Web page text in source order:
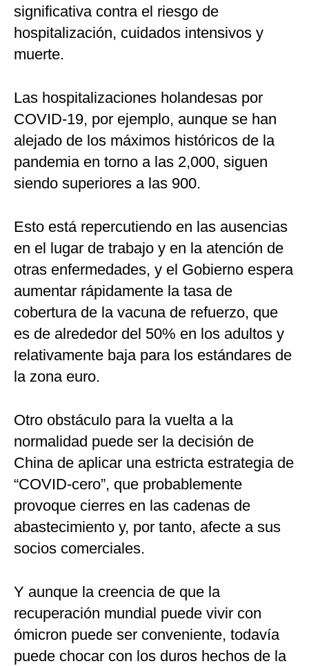
significativa contra el riesgo de
hospitalización, cuidados intensivos y
muerte.
Las hospitalizaciones holandesas por
COVID-19, por ejemplo, aunque se han
alejado de los máximos históricos de la
pandemia en torno a las 2,000, siguen
siendo superiores a las 900.
Esto está repercutiendo en las ausencias
en el lugar de trabajo y en la atención de
otras enfermedades, y el Gobierno espera
aumentar rápidamente la tasa de
cobertura de la vacuna de refuerzo, que
es de alrededor del 50% en los adultos y
relativamente baja para los estándares de
la zona euro.
Otro obstáculo para la vuelta a la
normalidad puede ser la decisión de
China de aplicar una estricta estrategia de
“COVID-cero”, que probablemente
provoque cierres en las cadenas de
abastecimiento y, por tanto, afecte a sus
socios comerciales.
Y aunque la creencia de que la
recuperación mundial puede vivir con
ómicron puede ser conveniente, todavía
puede chocar con los duros hechos de la